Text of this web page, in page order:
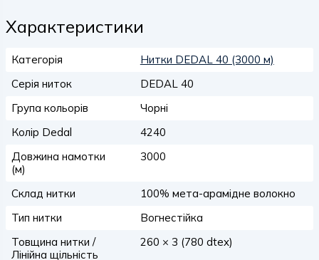
Характеристики
Категорія
Нитки DEDAL 40 (3000 м)
Серія ниток
DEDAL 40
Група кольорів
Чорні
Колір Dedal
4240
Довжина намотки
(м)
3000
Склад нитки
100% мета-арамідне волокно
Тип нитки
Вогнестійка
Товщина нитки /
Лінійна щільність
260 × 3 (780 dtex)